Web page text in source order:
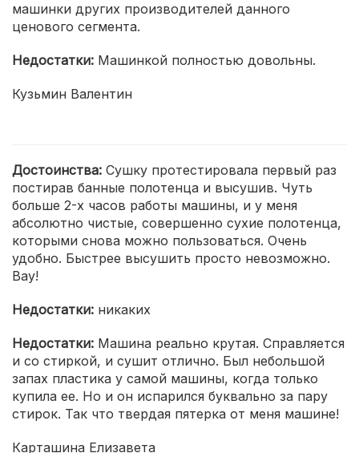
машинки других производителей данного
ценового сегмента.
Недостатки: Машинкой полностью довольны.
Кузьмин Валентин
Достоинства: Сушку протестировала первый раз
постирав банные полотенца и высушив. Чуть
больше 2-х часов работы машины, и у меня
абсолютно чистые, совершенно сухие полотенца,
которыми снова можно пользоваться. Очень
удобно. Быстрее высушить просто невозможно.
Вау!
Недостатки: никаких
Недостатки: Машина реально крутая. Справляется
и со стиркой, и сушит отлично. Был небольшой
запах пластика у самой машины, когда только
купила ее. Но и он испарился буквально за пару
стирок. Так что твердая пятерка от меня машине!
Карташина Елизавета